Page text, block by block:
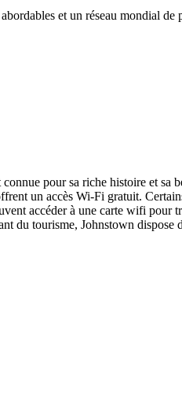
et un réseau mondial
pour sa riche histoire et sa
un accès Wi-Fi gratuit.
accéder à une carte wifi
du tourisme, Johnstown